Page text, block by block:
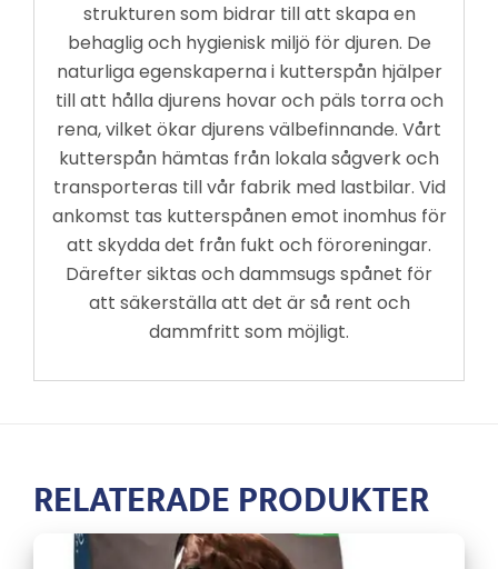
strukturen som bidrar till att skapa en
behaglig och hygienisk miljö för djuren. De
naturliga egenskaperna i kutterspån hjälper
till att hålla djurens hovar och päls torra och
rena, vilket ökar djurens välbefinnande. Vårt
kutterspån hämtas från lokala sågverk och
transporteras till vår fabrik med lastbilar. Vid
ankomst tas kutterspånen emot inomhus för
att skydda det från fukt och föroreningar.
Därefter siktas och dammsugs spånet för
att säkerställa att det är så rent och
dammfritt som möjligt.
RELATERADE PRODUKTER